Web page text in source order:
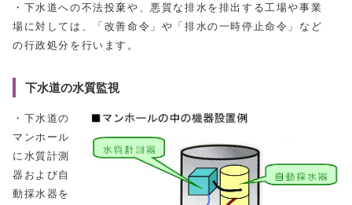
・下水道への不法投棄や、悪質な排水を排出する工場や事業
場に対しては、「改善命令」や「排水の一時停止命令」など
の行政処分を行います。
下水道の水質監視
・下水道の
マンホール
に水質計測
器および自
動採水器を